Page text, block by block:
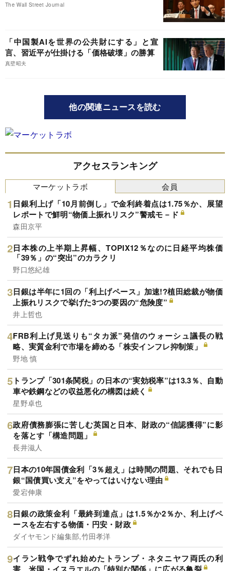
The Wall Street Journal
「中国製AIを世界の公共財にする」と宣
言、習近平が仕掛ける「価格破壊」の勝算
真壁昭夫
他の関連ニュースを読む
アクセスランキング
マーケットラボ
日銀利上げ「10月前倒し」で金利終着点は1.75％か、展望
レポートで鮮明“物価上振れリスク”警戒モ－ド
森田京平
日本株の上半期上昇幅、TOPIX12％なのに日経平均株価
「39％」の“突出”のカラクリ
野口悠紀雄
日銀は半年に1回の「利上げペース」加速!?植田総裁が物価
上振れリスクで挙げた3つの要因の“危険度”
井上哲也
FRB利上げ見送りも“タカ派”発信のウォーシュ議長の戦
略、実質金利で市場を締める「株安インフレ抑制策」
野地 慎
トランプ「301条関税」の日本の“実効税率”は13.3％、自動
車や鉄鋼などの収益悪化の構図は続く
星野卓也
政府債務膨張に苦しむ英国と日本、財政の“信認獲得”に影
を落とす「構造問題」
長井滋人
日本の10年国債金利「3％超え」は時間の問題、それでも日
銀“国債買い支え”をやってはいけない理由
愛宕伸康
日銀の政策金利「最終到達点」は1.5％か2％か、利上げペ
ースを左右する物価・円安・財政
ダイヤモンド編集部,竹田孝洋
イラン戦争でずれ始めたトランプ・ネタニヤフ両氏の利
会員